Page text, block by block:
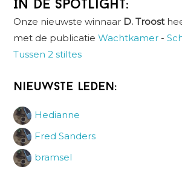
In de spotlight:
Onze nieuwste winnaar D. Troost
met de publicatieWachtkamer -
Tussen 2 stiltes
Nieuwste leden:
Hedianne
Fred Sanders
bramsel